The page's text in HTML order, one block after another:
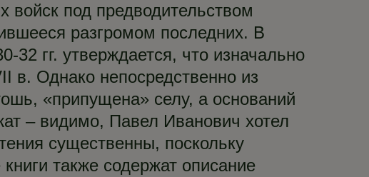
войск под предводительством
разгромом последних. В
32 гг. утверждается, что изначально
в. Однако непосредственно из
«припущена» селу, а оснований
– видимо, Павел Иванович хотел
существенны, поскольку
также содержат описание